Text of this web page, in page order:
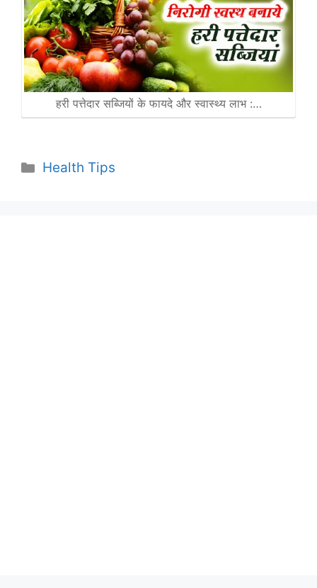
हरी पत्तेदार सब्जियों के फायदे और स्वास्थ्य लाभ :…
Categories
Health Tips